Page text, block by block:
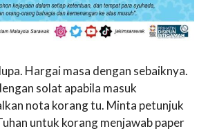
Hargai masa dengan sebaiknya.
solat apabila masuk
nota korang tu. Minta petunjuk
untuk korang menjawab paper